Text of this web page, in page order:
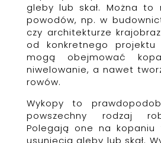
gleby lub skał. Można to
powodów, np. w
czy architekturze
od konkretnego
mogą obejmować
niwelowanie, a nawet
rowów.
Wykopy to
powszechny rodzaj
Polegają one na
usunięcia gleby lub skał.